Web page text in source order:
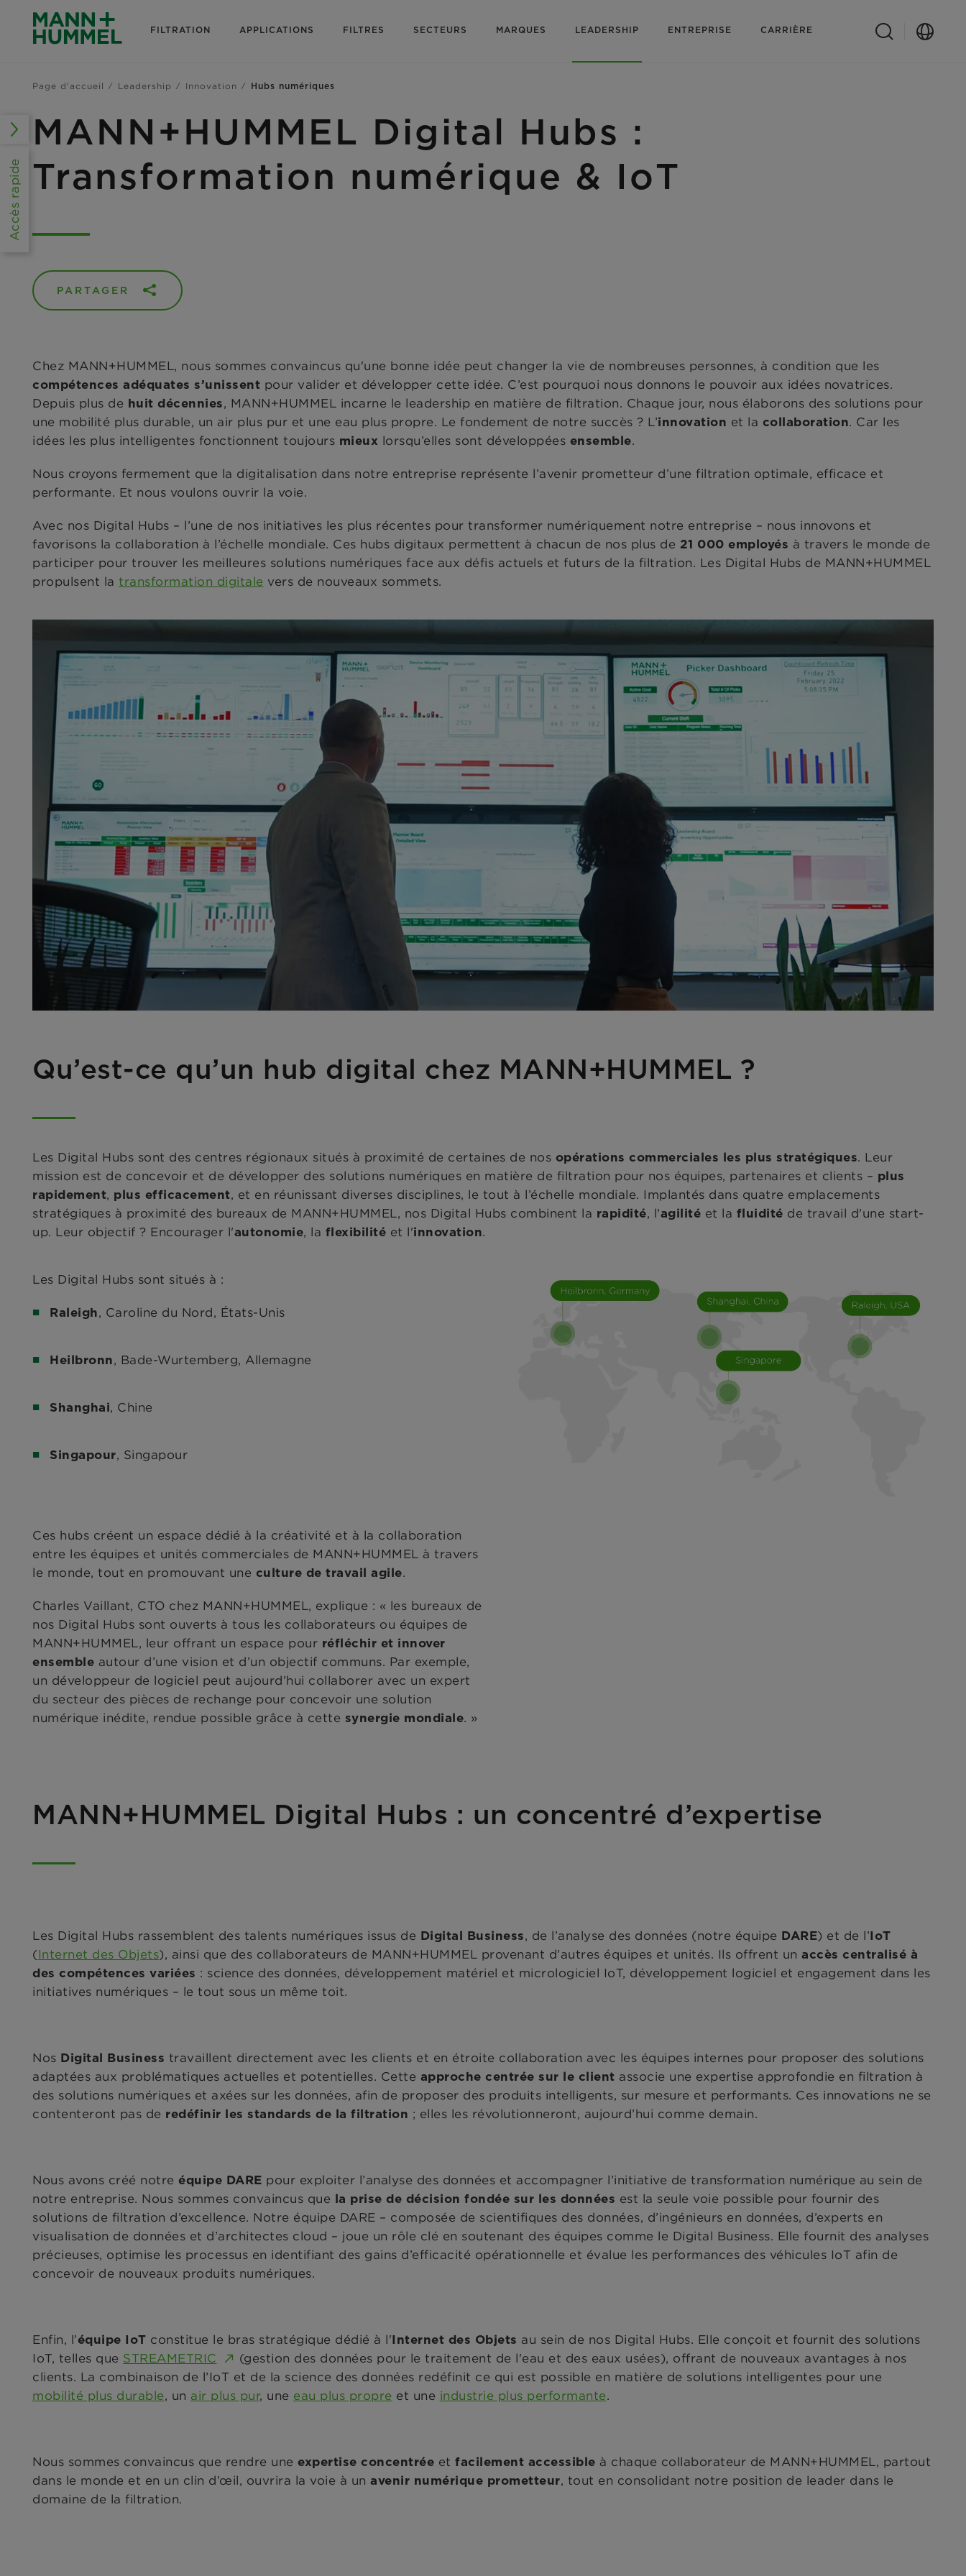
FILTRATION APPLICATIONS FILTRES SECTEURS MARQUES LEADERSHIP ENTREPRISE CARRIÈRE
Page d'accueil Leadership Innovation Hubs numériques
MANN+HUMMEL Digital Hubs :
Transformation numérique & IoT
PARTAGER
Chez MANN+HUMMEL, nous sommes convaincus qu'une bonne idée peut changer la vie de nombreuses personnes, à condition que les
compétences adéquates s’unissent pour valider et développer cette idée. C’est pourquoi nous donnons le pouvoir aux idées novatrices.
Depuis plus de huit décennies, MANN+HUMMEL incarne le leadership en matière de filtration. Chaque jour, nous élaborons des solutions pour
une mobilité plus durable, un air plus pur et une eau plus propre. Le fondement de notre succès ? L’innovation et la collaboration. Car les
idées les plus intelligentes fonctionnent toujours mieux lorsqu’elles sont développées ensemble.
Nous croyons fermement que la digitalisation dans notre entreprise représente l’avenir prometteur d’une filtration optimale, efficace et
performante. Et nous voulons ouvrir la voie.
Avec nos Digital Hubs – l’une de nos initiatives les plus récentes pour transformer numériquement notre entreprise – nous innovons et
favorisons la collaboration à l’échelle mondiale. Ces hubs digitaux permettent à chacun de nos plus de 21 000 employés à travers le monde de
participer pour trouver les meilleures solutions numériques face aux défis actuels et futurs de la filtration. Les Digital Hubs de MANN+HUMMEL
propulsent la transformation digitale vers de nouveaux sommets.
Qu’est-ce qu’un hub digital chez MANN+HUMMEL ?
Les Digital Hubs sont des centres régionaux situés à proximité de certaines de nos opérations commerciales les plus stratégiques. Leur
mission est de concevoir et de développer des solutions numériques en matière de filtration pour nos équipes, partenaires et clients – plus
rapidement, plus efficacement, et en réunissant diverses disciplines, le tout à l’échelle mondiale. Implantés dans quatre emplacements
stratégiques à proximité des bureaux de MANN+HUMMEL, nos Digital Hubs combinent la rapidité, l'agilité et la fluidité de travail d'une start-
up. Leur objectif ? Encourager l'autonomie, la flexibilité et l'innovation.
Les Digital Hubs sont situés à :
Raleigh, Caroline du Nord, États-Unis
Heilbronn, Bade-Wurtemberg, Allemagne
Shanghai, Chine
Singapour, Singapour
Ces hubs créent un espace dédié à la créativité et à la collaboration
entre les équipes et unités commerciales de MANN+HUMMEL à travers
le monde, tout en promouvant une culture de travail agile.
Charles Vaillant, CTO chez MANN+HUMMEL, explique : « les bureaux de
nos Digital Hubs sont ouverts à tous les collaborateurs ou équipes de
MANN+HUMMEL, leur offrant un espace pour réfléchir et innover
ensemble autour d’une vision et d’un objectif communs. Par exemple,
un développeur de logiciel peut aujourd’hui collaborer avec un expert
du secteur des pièces de rechange pour concevoir une solution
numérique inédite, rendue possible grâce à cette synergie mondiale. »
MANN+HUMMEL Digital Hubs : un concentré d’expertise
Les Digital Hubs rassemblent des talents numériques issus de Digital Business, de l’analyse des données (notre équipe DARE) et de l’IoT
(Internet des Objets), ainsi que des collaborateurs de MANN+HUMMEL provenant d’autres équipes et unités. Ils offrent un accès centralisé à
des compétences variées : science des données, développement matériel et micrologiciel IoT, développement logiciel et engagement dans les
initiatives numériques – le tout sous un même toit.
Nos Digital Business travaillent directement avec les clients et en étroite collaboration avec les équipes internes pour proposer des solutions
adaptées aux problématiques actuelles et potentielles. Cette approche centrée sur le client associe une expertise approfondie en filtration à
des solutions numériques et axées sur les données, afin de proposer des produits intelligents, sur mesure et performants. Ces innovations ne se
contenteront pas de redéfinir les standards de la filtration ; elles les révolutionneront, aujourd’hui comme demain.
Nous avons créé notre équipe DARE pour exploiter l’analyse des données et accompagner l’initiative de transformation numérique au sein de
notre entreprise. Nous sommes convaincus que la prise de décision fondée sur les données est la seule voie possible pour fournir des
solutions de filtration d’excellence. Notre équipe DARE – composée de scientifiques des données, d’ingénieurs en données, d’experts en
visualisation de données et d’architectes cloud – joue un rôle clé en soutenant des équipes comme le Digital Business. Elle fournit des analyses
précieuses, optimise les processus en identifiant des gains d’efficacité opérationnelle et évalue les performances des véhicules IoT afin de
concevoir de nouveaux produits numériques.
Enfin, l’équipe IoT constitue le bras stratégique dédié à l'Internet des Objets au sein de nos Digital Hubs. Elle conçoit et fournit des solutions
IoT, telles que STREAMETRIC
(gestion des données pour le traitement de l'eau et des eaux usées), offrant de nouveaux avantages à nos
clients. La combinaison de l’IoT et de la science des données redéfinit ce qui est possible en matière de solutions intelligentes pour une
mobilité plus durable, un air plus pur, une eau plus propre et une industrie plus performante.
Nous sommes convaincus que rendre une expertise concentrée et facilement accessible à chaque collaborateur de MANN+HUMMEL, partout
dans le monde et en un clin d’œil, ouvrira la voie à un avenir numérique prometteur, tout en consolidant notre position de leader dans le
domaine de la filtration.
Accès rapide